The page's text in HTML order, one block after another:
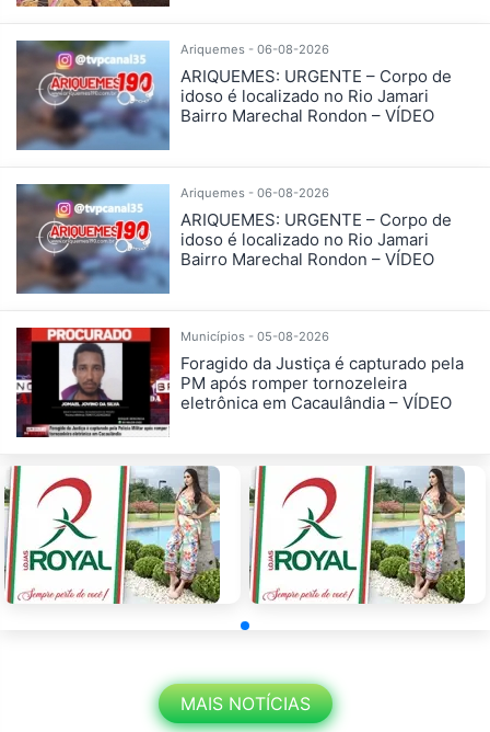
Ariquemes - 06-08-2026
ARIQUEMES: URGENTE – Corpo de
idoso é localizado no Rio Jamari
Bairro Marechal Rondon – VÍDEO
Ariquemes - 06-08-2026
ARIQUEMES: URGENTE – Corpo de
idoso é localizado no Rio Jamari
Bairro Marechal Rondon – VÍDEO
Municípios - 05-08-2026
Foragido da Justiça é capturado pela
PM após romper tornozeleira
eletrônica em Cacaulândia – VÍDEO
MAIS NOTÍCIAS